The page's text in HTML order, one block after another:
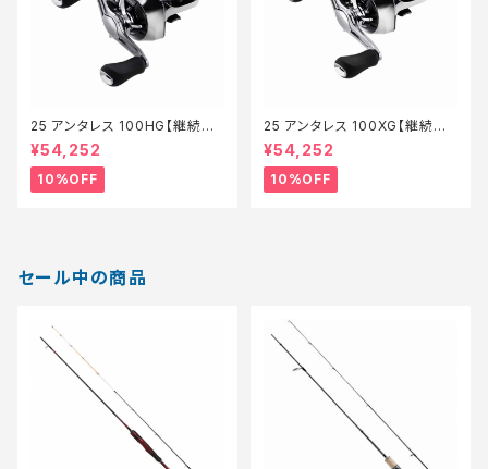
25 アンタレス 100HG【継続セ
ール_リール】【10】
¥54,252
10%OFF
25 アンタレス 100XG【継続セ
ール_リール】【10】
¥54,252
10%OFF
セール中の商品